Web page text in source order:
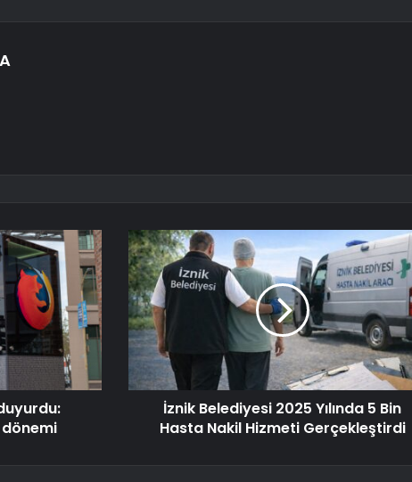
İznik Belediyesi 2025 Yılında 5 Bin
Hasta Nakil Hizmeti Gerçekleştirdi